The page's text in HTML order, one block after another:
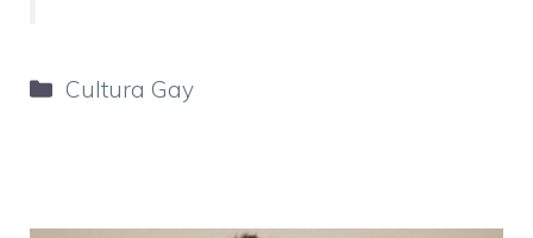
Categorie
Cultura Gay